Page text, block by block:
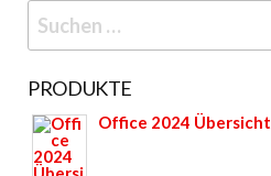
Suchen
nach:
PRODUKTE
Office 2024 Übersicht